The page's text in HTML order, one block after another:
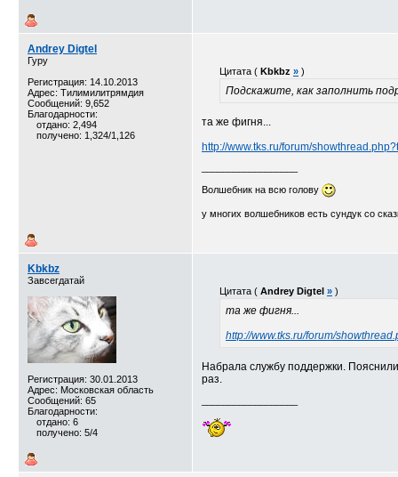
Andrey Digtel
Гуру
Регистрация: 14.10.2013
Адрес: Тилимилитрямдия
Сообщений: 9,652
Благодарности:
отдано: 2,494
получено: 1,324/1,126
Цитата ( Kbkbz » )
Подскажите, как заполнить
та же фигня...
http://www.tks.ru/forum/
Волшебник на всю голову
у многих волшебников есть сундук со
Kbkbz
Завсегдатай
Регистрация: 30.01.2013
Адрес: Московская область
Сообщений: 65
Благодарности:
отдано: 6
получено: 5/4
Цитата ( Andrey Digtel » )
та же фигня...
http://www.tks.ru/forum/
Набрала службу поддержки.
раз.